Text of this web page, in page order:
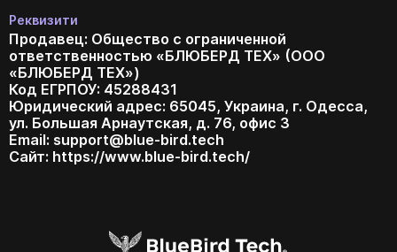
Реквизити
Продавец: Общество с ограниченной
ответственностью «БЛЮБЕРД ТЕХ» (ООО
«БЛЮБЕРД ТЕХ»)
Код ЕГРПОУ: 45288431
Юридический адрес: 65045, Украина, г. Одесса,
ул. Большая Арнаутская, д. 76, офис 3
Email: support@blue-bird.tech
Сайт: https://www.blue-bird.tech/